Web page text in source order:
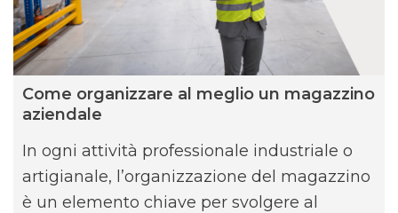
Come organizzare al meglio un magazzino
aziendale
In ogni attività professionale industriale o
artigianale, l’organizzazione del magazzino
è un elemento chiave per svolgere al